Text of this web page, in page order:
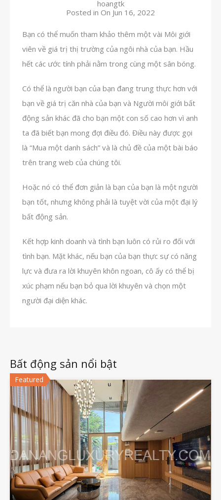
hoangtk
Posted in On Jun 16, 2022
Bạn có thể muốn tham khảo thêm một vài Môi giới
viên về giá trị thị trường của ngôi nhà của bạn. Hầu
hết các ước tính phải nằm trong cùng một sân bóng.
Có thể là người bạn của bạn đang trung thực hơn với
bạn về giá trị căn nhà của bạn và Người môi giới bất
động sản khác đã cho bạn một con số cao hơn vì anh
ta đã biết bạn mong đợi điều đó. Điều này được gọi
là “Mua một danh sách” và là chủ đề của một bài báo
trên trang web của chúng tôi.
Hoặc nó có thể đơn giản là bạn của bạn là một người
bạn tốt, nhưng không phải là tuyệt vời của một đại lý
bất động sản.
Kết hợp kinh doanh và tình bạn luôn có rủi ro đối với
tình bạn. Mặt khác, nếu bạn của bạn thực sự có năng
lực và đưa ra lời khuyên khôn ngoan, cô ấy có thể bị
xúc phạm nếu bạn bỏ qua lời khuyên và chọn một
người đại diện khác.
Bất động sản nổi bật
Featured